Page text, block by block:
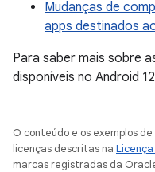
Mudanças de
apps destinados
Para saber mais sobre
disponíveis no Android
O conteúdo e os exemplos
licenças descritas na
marcas registradas da